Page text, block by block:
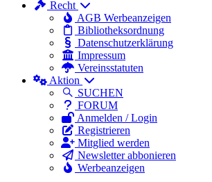
Recht
AGB Werbeanzeigen
Bibliotheksordnung
Datenschutzerklärung
Impressum
Vereinsstatuten
Aktion
SUCHEN
FORUM
Anmelden / Login
Registrieren
Mitglied werden
Newsletter abbonieren
Werbeanzeigen